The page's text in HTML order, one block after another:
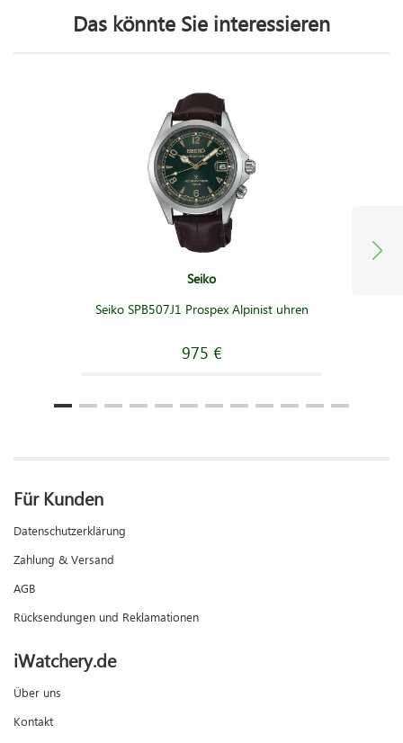
Das könnte Sie interessieren
Seiko
Seiko SPB507J1 Prospex Alpinist uhren
975 €
Für Kunden
Datenschutzerklärung
Zahlung & Versand
AGB
Rücksendungen und Reklamationen
iWatchery.de
Über uns
Kontakt